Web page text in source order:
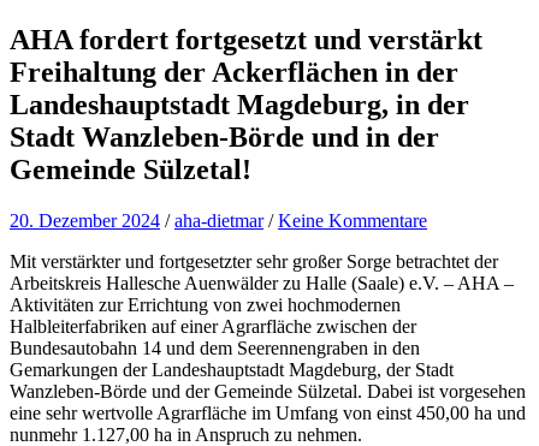
AHA fordert fortgesetzt und verstärkt
Freihaltung der Ackerflächen in der
Landeshauptstadt Magdeburg, in der
Stadt Wanzleben-Börde und in der
Gemeinde Sülzetal!
20. Dezember 2024 /aha-dietmar /Keine Kommentare
Mit verstärkter und fortgesetzter sehr großer Sorge betrachtet der
Arbeitskreis Hallesche Auenwälder zu Halle (Saale) e.V. – AHA –
Aktivitäten zur Errichtung von zwei hochmodernen
Halbleiterfabriken auf einer Agrarfläche zwischen der
Bundesautobahn 14 und dem Seerennengraben in den
Gemarkungen der Landeshauptstadt Magdeburg, der Stadt
Wanzleben-Börde und der Gemeinde Sülzetal. Dabei ist vorgesehen
eine sehr wertvolle Agrarfläche im Umfang von einst 450,00 ha und
nunmehr 1.127,00 ha in Anspruch zu nehmen.